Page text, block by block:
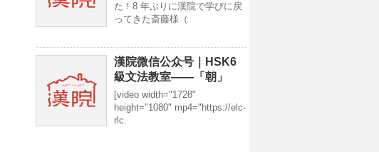
た！8 年ぶりに漢院で学びに戻
ってきた斎藤様（
漢院微信公众号｜HSK6
級文法教室——「朝」
[video width="1728"
height="1080" mp4="https://elc-
rlc.